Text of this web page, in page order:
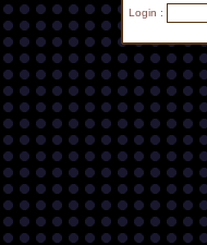
Login :